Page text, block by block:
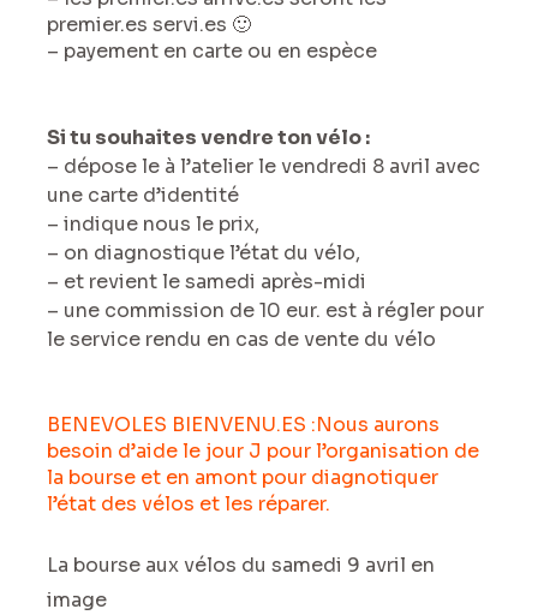
premier.es servi.es 🙂
– payement en carte ou en espèce
Si tu souhaites vendre ton vélo :
– dépose le à l’atelier le vendredi 8 avril avec
une carte d’identité
– indique nous le prix,
– on diagnostique l’état du vélo,
– et revient le samedi après-midi
– une commission de 10 eur. est à régler pour
le service rendu en cas de vente du vélo
BENEVOLES BIENVENU.ES :Nous aurons
besoin d’aide le jour J pour l’organisation de
la bourse et en amont pour diagnotiquer
l’état des vélos et les réparer.
La bourse aux vélos du samedi 9 avril en
image